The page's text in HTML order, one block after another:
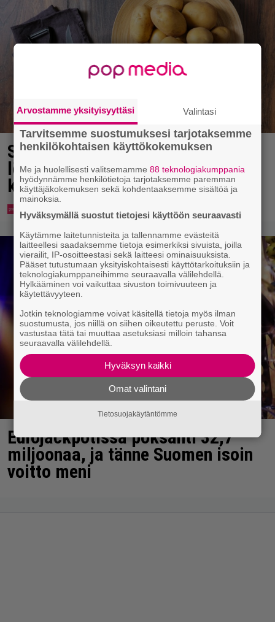
Syötkö perunoita näin? Tutkijat
löysivät yhteyden vakavaan
kansansairauteen
Eurojackpotissa poksahti 32,7
miljoonaa, ja tänne Suomen isoin
voitto meni
Arvostamme yksityisyyttäsi Valintasi
Tarvitsemme suostumuksesi tarjotaksemme
henkilökohtaisen käyttökokemuksen
Me ja huolellisesti valitsemamme88 teknologiakumppania
hyödynnämme henkilötietoja tarjotaksemme paremman
käyttäjäkokemuksen sekä kohdentaaksemme sisältöä ja
mainoksia.
Hyväksymällä suostut tietojesi käyttöön seuraavasti
Käytämme laitetunnisteita ja tallennamme evästeitä
laitteellesi saadaksemme tietoja esimerkiksi sivuista, joilla
vierailit, IP-osoitteestasi sekä laitteesi ominaisuuksista.
Pääset tutustumaan yksityiskohtaisesti käyttötarkoituksiin ja
teknologiakumppaneihimme seuraavalla välilehdellä.
Hylkääminen voi vaikuttaa sivuston toimivuuteen ja
käytettävyyteen.
Jotkin teknologiamme voivat käsitellä tietoja myös ilman
suostumusta, jos niillä on siihen oikeutettu peruste. Voit
vastustaa tätä tai muuttaa asetuksiasi milloin tahansa
seuraavalla välilehdellä.
Hyväksyn kaikki
Omat valintani
Tietosuojakäytäntömme